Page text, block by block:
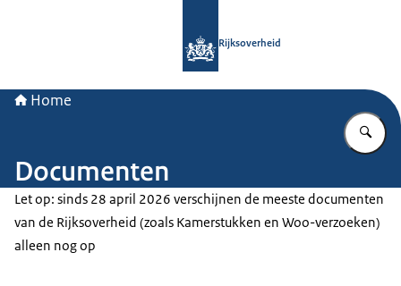
Rijksoverheid
Home
Documenten
Let op: sinds 28 april 2026 verschijnen de meeste documenten
van de Rijksoverheid (zoals Kamerstukken en Woo-verzoeken)
alleen nog op